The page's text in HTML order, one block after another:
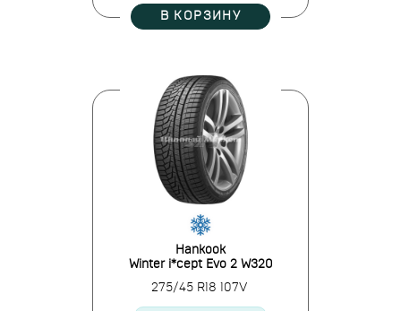
В КОРЗИНУ
Hankook
Winter i*cept Evo 2 W320
275/45 R18 107V